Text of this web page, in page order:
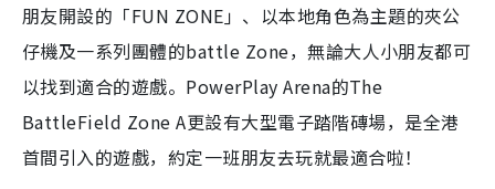
朋友開設的「FUN ZONE」、以本地角色為主題的夾公
仔機及一系列團體的battle Zone，無論大人小朋友都可
以找到適合的遊戲。PowerPlay Arena的The
BattleField Zone A更設有大型電子踏階磚場，是全港
首間引入的遊戲， 約定一班朋友去玩就最適合啦！